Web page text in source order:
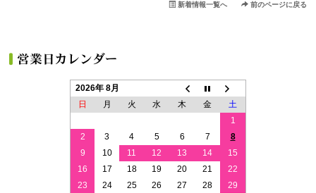
新着情報一覧へ 前のページに戻る
2026年 8月
日
月 火 水 木 金
土
1
2
3 4 5 6 7
8
9
10 11 12 13 14
15
16
17 18 19 20 21
22
23
24 25 26 27 28
29